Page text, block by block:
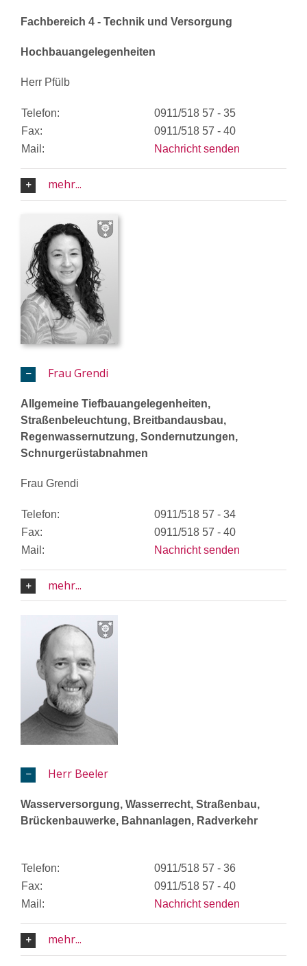
Fachbereich 4 - Technik und Versorgung
Hochbauangelegenheiten
Herr Pfülb
Telefon:
0911/518 57 - 35
Fax:
0911/518 57 - 40
Mail:
Nachricht senden
mehr...
Frau Grendi
Allgemeine Tiefbauangelegenheiten,
Straßenbeleuchtung, Breitbandausbau,
Regenwassernutzung, Sondernutzungen,
Schnurgerüstabnahmen
Frau Grendi
Telefon:
0911/518 57 - 34
Fax:
0911/518 57 - 40
Mail:
Nachricht senden
mehr...
Herr Beeler
Wasserversorgung, Wasserrecht, Straßenbau,
Brückenbauwerke, Bahnanlagen, Radverkehr
Telefon:
0911/518 57 - 36
Fax:
0911/518 57 - 40
Mail:
Nachricht senden
mehr...